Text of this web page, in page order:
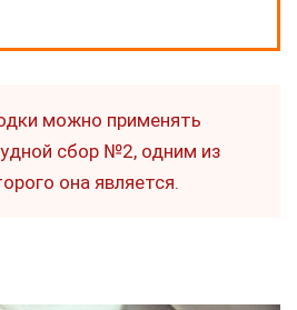
можно применять
сбор №2, одним из
она является.